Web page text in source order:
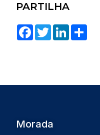
PARTILHA
Facebook
TwitterLinkedIn
Morada